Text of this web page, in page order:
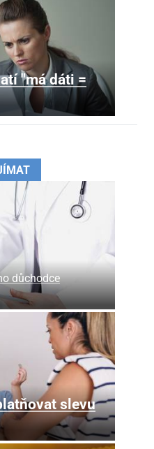
"má dáti =
důchodce
slevu